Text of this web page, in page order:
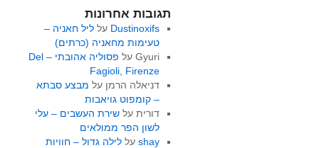
תגובות אחרונות
Dustinoxifs על ליל חאניה –
טעימות מחאניה (כרתים)
Gyuriעל
פסוליה אהובתי – Del
Fagioli, Firenze
דניאלה הרמן על מבצע סבתא
– קומפוט גויאבות
דוריתעל שירת העשבים – עלי
לשון הפר ממולאים
shayעל לילה גדול – חוויות